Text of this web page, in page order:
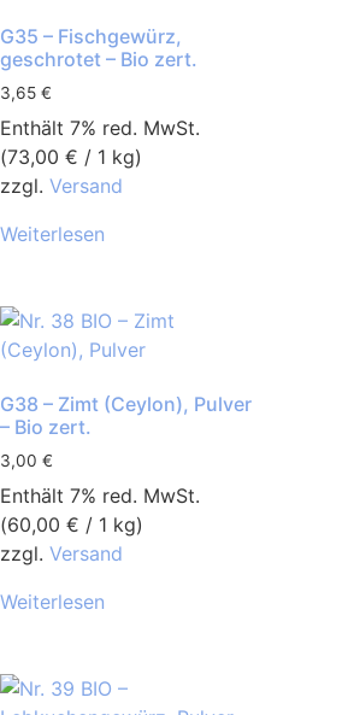
G35 – Fischgewürz,
geschrotet – Bio zert.
3,65 €
Enthält 7% red. MwSt.
(73,00 € / 1 kg)
zzgl. Versand
Weiterlesen
G38 – Zimt (Ceylon), Pulver
– Bio zert.
3,00 €
Enthält 7% red. MwSt.
(60,00 € / 1 kg)
zzgl. Versand
Weiterlesen